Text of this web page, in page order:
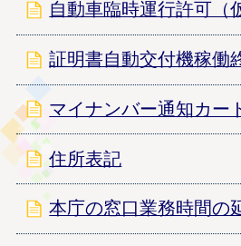
自動車臨時運行許可（
証明書自動交付機稼働
マイナンバー通知カー
住所表記
本庁の窓口業務時間の